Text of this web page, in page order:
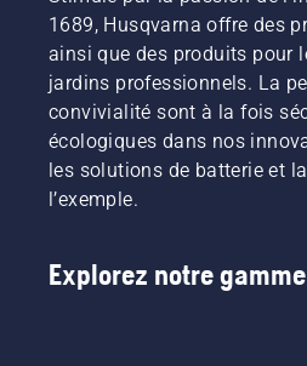
1689, Husqvarna offre des
ainsi que des produits pour
jardins professionnels. La
convivialité sont à la fois
écologiques dans nos
les solutions de batterie et
l’exemple.
Explorez notre gamme